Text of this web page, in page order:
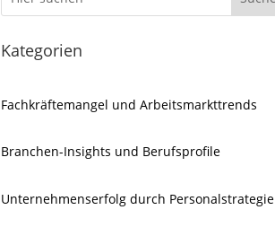
Kategorien
Fachkräftemangel und Arbeitsmarkttrends
Branchen-Insights und Berufsprofile
Unternehmenserfolg durch Personalstrategie